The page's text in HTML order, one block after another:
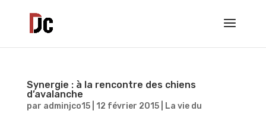
Synergie : à la rencontre des chiens
d’avalanche
par adminjco15| 12 février 2015|
La vie du